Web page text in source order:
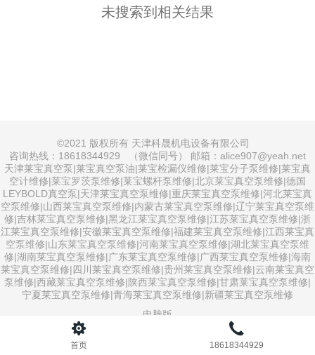
未搜索到相关结果
©2021 版权所有 天津科晟机电设备有限公司
咨询热线：18618344929 （微信同号） 邮箱：alice907@yeah.net
天津莱宝真空泵|莱宝真空泵油|莱宝检漏仪维修|莱宝分子泵维修|莱宝真
空计维修|莱宝罗茨泵维修|莱宝螺杆泵维修|北京莱宝真空泵维修|德国
LEYBOLD真空泵|天津莱宝真空泵维修|重庆莱宝真空泵维修|河北莱宝真
空泵维修|山西莱宝真空泵维修|内蒙古莱宝真空泵维修|辽宁莱宝真空泵维
修|吉林莱宝真空泵维修|黑龙江莱宝真空泵维修|江苏莱宝真空泵维修|浙
江莱宝真空泵维修|安徽莱宝真空泵维修|福建莱宝真空泵维修|江西莱宝真
空泵维修|山东莱宝真空泵维修|河南莱宝真空泵维修|湖北莱宝真空泵维
修|湖南莱宝真空泵维修|广东莱宝真空泵维修|广西莱宝真空泵维修|海南
莱宝真空泵维修|四川莱宝真空泵维修|贵州莱宝真空泵维修|云南莱宝真空
泵维修|西藏莱宝真空泵维修|陕西莱宝真空泵维修|甘肃莱宝真空泵维修|
宁夏莱宝真空泵维修|青海莱宝真空泵维修|新疆莱宝真空泵维修
电脑版
首页 18618344929